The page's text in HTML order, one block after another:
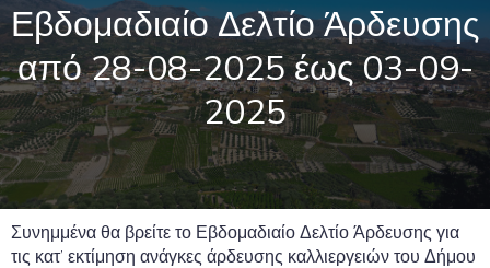
Εβδομαδιαίο Δελτίο Άρδευσης
από 28-08-2025 έως 03-09-
2025
Συνημμένα θα βρείτε το Εβδομαδιαίο Δελτίο Άρδευσης για
τις κατ’ εκτίμηση ανάγκες άρδευσης καλλιεργειών του Δήμου